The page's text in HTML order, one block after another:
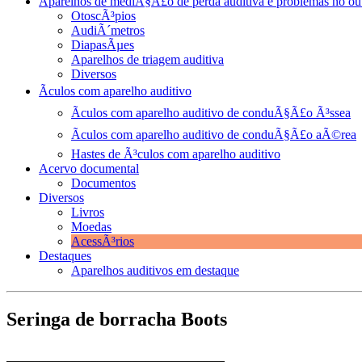
OtoscÃ³pios
AudiÃ´metros
DiapasÃµes
Aparelhos de triagem auditiva
Diversos
Ãculos com aparelho auditivo
Ãculos com aparelho auditivo de conduÃ§Ã£o Ã³ssea
Ãculos com aparelho auditivo de conduÃ§Ã£o aÃ©rea
Hastes de Ã³culos com aparelho auditivo
Acervo documental
Documentos
Diversos
Livros
Moedas
AcessÃ³rios
Destaques
Aparelhos auditivos em destaque
Seringa de borracha Boots